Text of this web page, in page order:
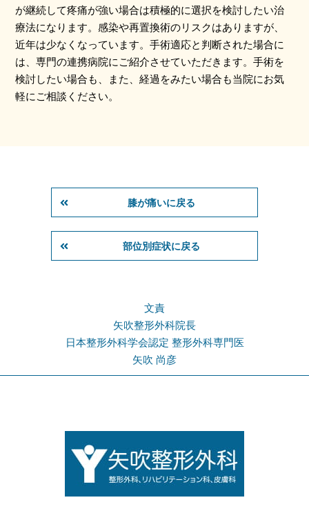
が継続して疼痛が強い場合は積極的に選択を検討したい治
療法になります。感染や再置換術のリスクはありますが、
近年は少なくなっています。手術適応と判断された場合に
は、専門の連携病院にご紹介させていただきます。手術を
検討したい場合も、また、経過をみたい場合も当院にお気
軽にご相談ください。
膝が痛いに戻る
部位別症状に戻る
文責
矢吹整形外科院長
日本整形外科学会認定 整形外科専門医
矢吹 尚彦